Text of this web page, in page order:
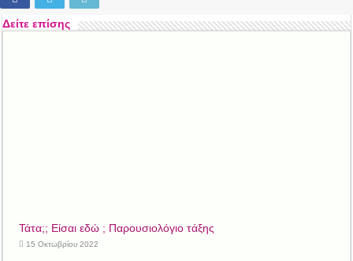
Δείτε επίσης
Τάτα;; Είσαι εδώ ; Παρουσιολόγιο τάξης
15 Οκτωβρίου 2022